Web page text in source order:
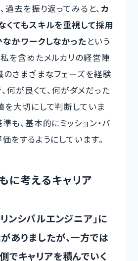
過去を振り返ってみると、 カ
くてもスキルを重視して採用
なかワークしなかったという
を含めたメルカリの経営陣
のさまざまなフェーズを経験
何が良くて、何がダメだった
を大切にして判断していま
も、基本的にミッション・バ
をするようにしています。
に考えるキャリア
ンシパルエンジニア」に
ありましたが、一方では
でキャリアを積んでいく